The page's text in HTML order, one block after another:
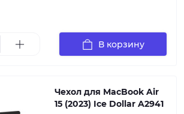
В корзину
Чехол для MacBook Air
15 (2023) Ice Dollar A2941